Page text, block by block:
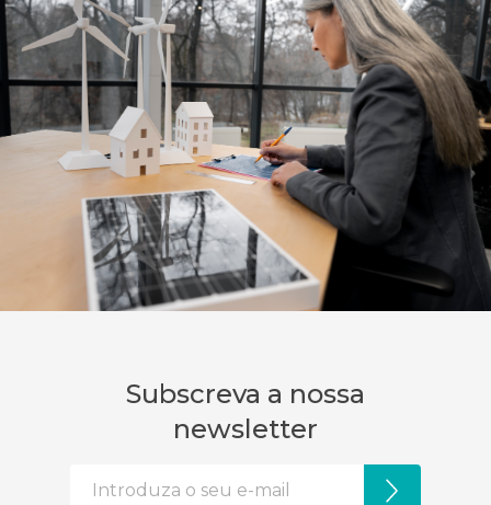
Subscreva a nossa
newsletter